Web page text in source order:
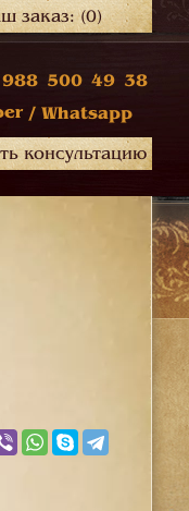
заказ:(0)
988 500 49 38
/ Whatsapp
консультацию